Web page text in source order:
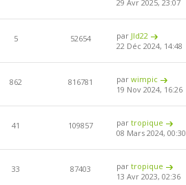
29 Avr 2025, 23:07
5 52654 par Jld22
22 Déc 2024, 14:48
862 816781 parwimpic
19 Nov 2024, 16:26
41 109857 partropique
08 Mars 2024, 00:30
33 87403 partropique
13 Avr 2023, 02:36